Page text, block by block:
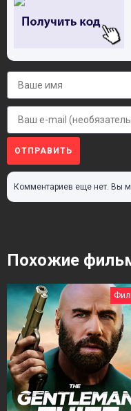
ОТПРАВИТЬ
Комментариев еще нет. Вы
Похожие